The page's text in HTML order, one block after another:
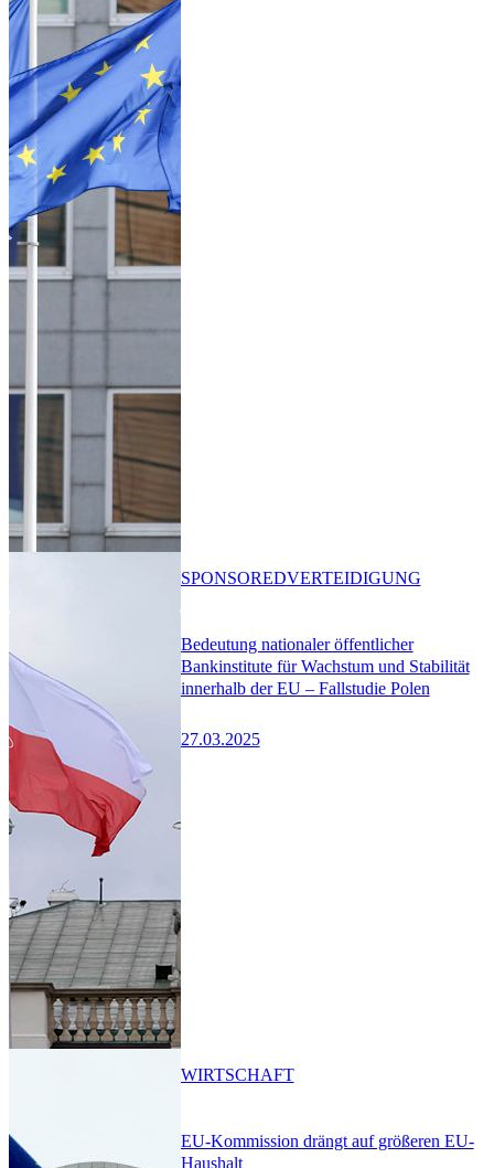
Bedeutung nationaler öffentlicher
Bankinstitute für Wachstum und Stabilität
innerhalb der EU – Fallstudie Polen
27.03.2025
SPONSOREDVERTEIDIGUNG
EU-Kommission drängt auf größeren EU-
Haushalt
WIRTSCHAFT